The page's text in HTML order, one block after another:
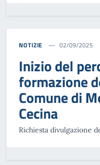
NOTIZIE 02/09/2025
Inizio del
formazione
Comune di
Cecina
Richiesta divulgazione